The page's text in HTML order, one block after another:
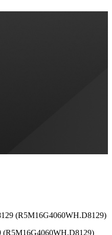
(R5M16G4060WH.D8129)